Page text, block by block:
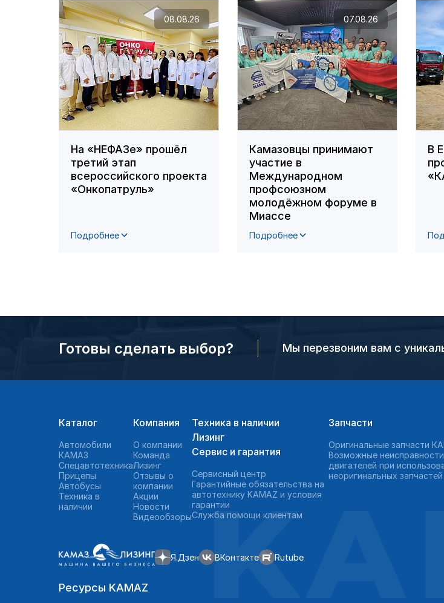
На «НЕФАЗе» прошёл
третий этап
всероссийского проекта
«Онкопатруль»
Подробнее
08.08.26
Камазовцы принимают
участие в
Международном
профсоюзном
молодёжном форуме в
Миассе
Подробнее
07.08.26
В
Готовы сделать выбор? Мы перезвоним вам с
Каталог
Автомобили
КАМАЗ
Спецавтотехника
Прицепы
Автобусы
Техника в
наличии
Компания
О компании
Команда
Лизинг
Отзывы о
компании
Акции
Новости
Видеообзоры
Техника в наличии
Лизинг
Сервис и гарантия
Сервисный центр
Гарантийные обязательства на
автотехнику KAMAZ и условия
гарантии
Служба помощи клиентам
Запчасти
Оригинальные запчасти
Возможные неисправности
двигателей при
неоригинальных запчастей
Я.Дзен ВКонтакте Rutube
Ресурсы KAMAZ